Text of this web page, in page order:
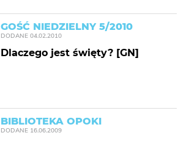
GOŚĆ NIEDZIELNY 5/2010
DODANE 04.02.2010
Dlaczego jest święty? [GN]
BIBLIOTEKA OPOKI
DODANE 16.06.2009